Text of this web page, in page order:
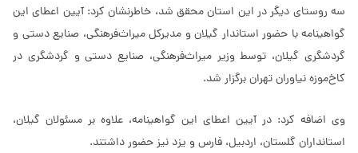
سه روستای دیگر در این استان محقق شد، خاطرنشان کرد: آیین اعطای این
گواهینامه با حضور استاندار گیلان و مدیرکل میراث‌فرهنگی، صنایع دستی و
گردشگری گیلان، توسط وزیر میراث‌فرهنگی، صنایع دستی و گردشگری در
کاخ‌موزه نیاوران تهران برگزار شد.
وی اضافه کرد: در آیین اعطای این گواهینامه، علاوه بر مسئولان گیلان،
استانداران گلستان، اردبیل، فارس و یزد نیز حضور داشتند.